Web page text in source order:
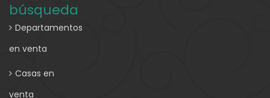
búsqueda
Departamentos
en venta
Casas en
venta